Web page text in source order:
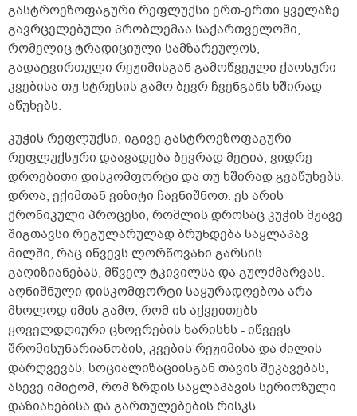
გასტროეზოფაგური რეფლუქსი ერთ-ერთი ყველაზე
გავრცელებული პრობლემაა საქართველოში,
რომელიც ტრადიციული სამზარეულოს,
გადატვირთული რეჟიმისგან გამოწვეული ქაოსური
კვებისა თუ სტრესის გამო ბევრ ჩვენგანს ხშირად
აწუხებს.
კუჭის რეფლუქსი, იგივე გასტროეზოფაგური
რეფლუქსური დაავადება ბევრად მეტია, ვიდრე
დროებითი დისკომფორტი და თუ ხშირად გვაწუხებს,
დროა, ექიმთან ვიზიტი ჩავნიშნოთ. ეს არის
ქრონიკული პროცესი, რომლის დროსაც კუჭის მჟავე
შიგთავსი რეგულარულად ბრუნდება საყლაპავ
მილში, რაც იწვევს ლორწოვანი გარსის
გაღიზიანებას, მწველ ტკივილსა და გულძმარვას.
აღნიშნული დისკომფორტი საყურადღებოა არა
მხოლოდ იმის გამო, რომ ის აქვეითებს
ყოველდღიური ცხოვრების ხარისხს - იწვევს
შრომისუნარიანობის, კვების რეჟიმისა და ძილის
დარღვევას, სოციალიზაციისგან თავის შეკავებას,
ასევე იმიტომ, რომ ზრდის საყლაპავის სერიოზული
დაზიანებისა და გართულებების რისკს.